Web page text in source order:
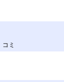
ミ